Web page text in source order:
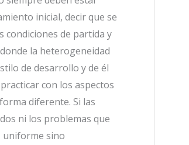
inicial, decir que se
condiciones de partida y
la heterogeneidad
de desarrollo y de él
con los aspectos
diferente. Si las
ni los problemas que
uniforme sino